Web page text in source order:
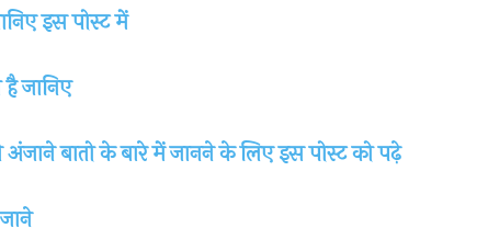
इस पोस्ट में
जानिए
बातो के बारे में जानने के लिए इस पोस्ट को पढ़े